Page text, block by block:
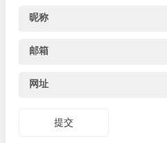
昵称
邮箱
网址
提交